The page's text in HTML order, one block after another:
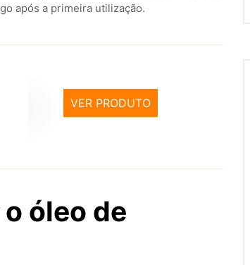
após a primeira utilização.
VER PRODUTO
óleo de